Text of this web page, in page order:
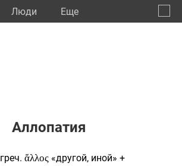
Люди Eще
Аллопатия
греч. ἄλλος «другой, иной» +